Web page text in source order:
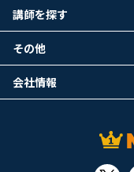
講師を探す
その他
会社情報